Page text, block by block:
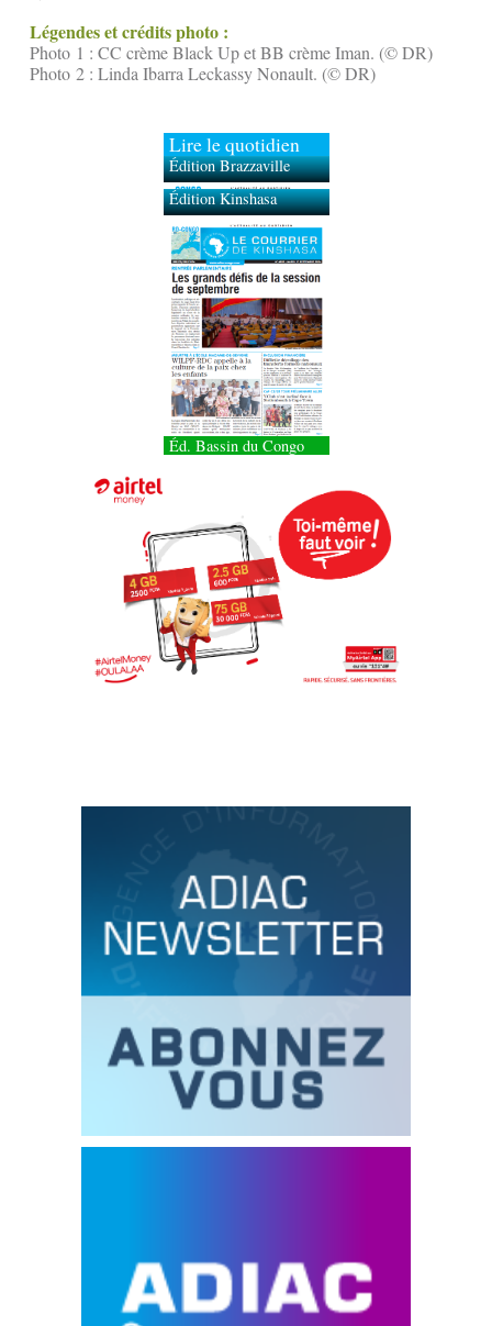
Légendes et crédits photo :
Photo 1 : CC crème Black Up et BB crème Iman. (© DR)
Photo 2 : Linda Ibarra Leckassy Nonault. (© DR)
Lire le quotidien
Édition Brazzaville
Édition Kinshasa
Éd. Bassin du Congo